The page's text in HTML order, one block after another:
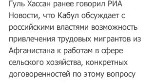
Гуль Хассан ранее говорил РИА
Новости, что Кабул обсуждает с
российскими властями возможность
привлечения трудовых мигрантов из
Афганистана к работам в сфере
сельского хозяйства, конкретных
договоренностей по этому вопросу